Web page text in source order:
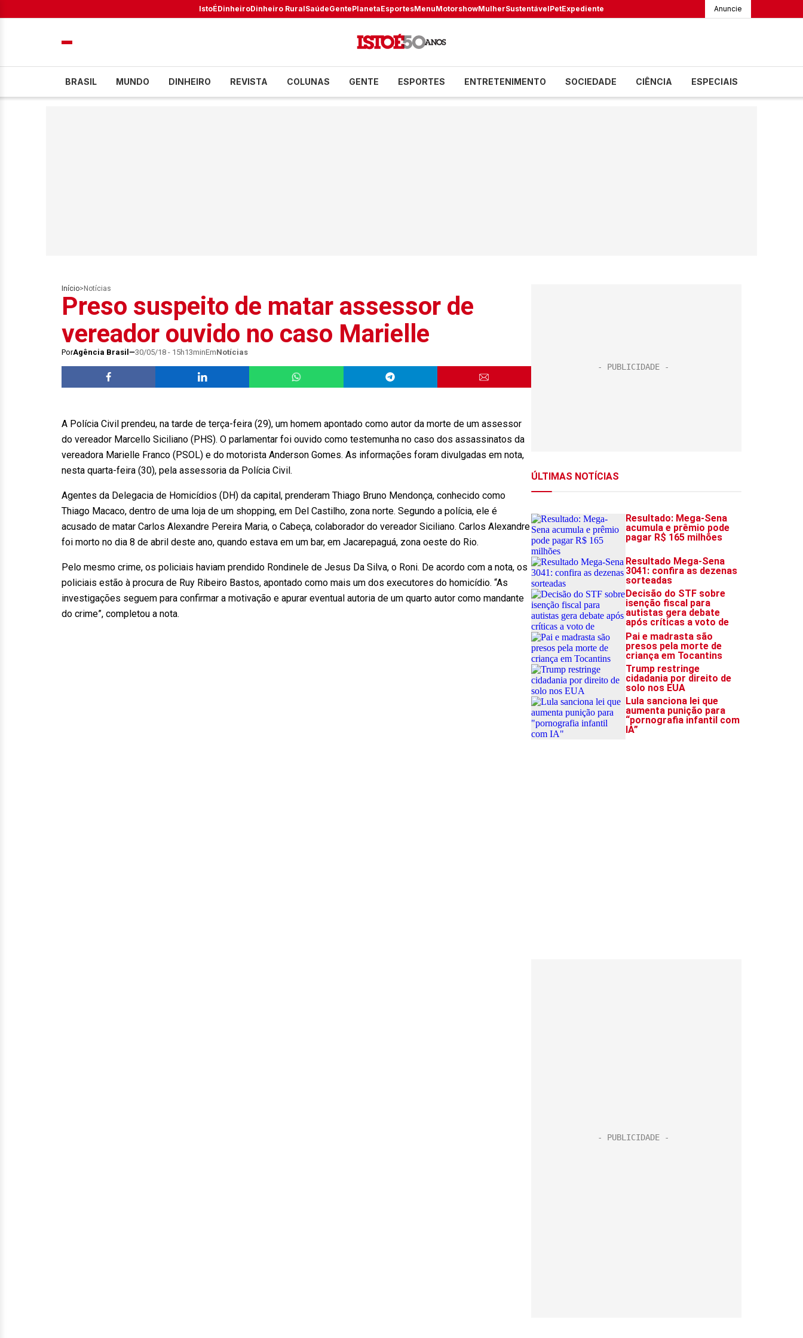
IstoÉDinheiroDinheiro RuralSaúdeGentePlanetaEsportesMenuMotorshowMulherSustentávelPetExpediente Anuncie
BRASIL MUNDO DINHEIRO REVISTA COLUNAS GENTE ESPORTES ENTRETENIMENTO SOCIEDADE CIÊNCIA ESPECIAIS
Início> Notícias
Preso suspeito de matar assessor de
vereador ouvido no caso Marielle
PorAgência Brasil 30/05/18 - 15h13minEmNotícias
A Polícia Civil prendeu, na tarde de terça-feira (29), um homem apontado como autor da morte de um assessor
do vereador Marcello Siciliano (PHS). O parlamentar foi ouvido como testemunha no caso dos assassinatos da
vereadora Marielle Franco (PSOL) e do motorista Anderson Gomes. As informações foram divulgadas em nota,
nesta quarta-feira (30), pela assessoria da Polícia Civil.
Agentes da Delegacia de Homicídios (DH) da capital, prenderam Thiago Bruno Mendonça, conhecido como
Thiago Macaco, dentro de uma loja de um shopping, em Del Castilho, zona norte. Segundo a polícia, ele é
acusado de matar Carlos Alexandre Pereira Maria, o Cabeça, colaborador do vereador Siciliano. Carlos Alexandre
foi morto no dia 8 de abril deste ano, quando estava em um bar, em Jacarepaguá, zona oeste do Rio.
Pelo mesmo crime, os policiais haviam prendido Rondinele de Jesus Da Silva, o Roni. De acordo com a nota, os
policiais estão à procura de Ruy Ribeiro Bastos, apontado como mais um dos executores do homicídio. “As
investigações seguem para confirmar a motivação e apurar eventual autoria de um quarto autor como mandante
do crime”, completou a nota.